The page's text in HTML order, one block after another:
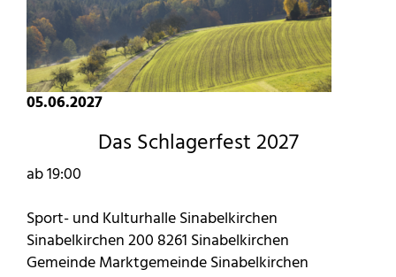
05.06.2027
Das Schlagerfest 2027
ab 19:00
Sport- und Kulturhalle Sinabelkirchen
Sinabelkirchen 200 8261 Sinabelkirchen
Gemeinde Marktgemeinde Sinabelkirchen